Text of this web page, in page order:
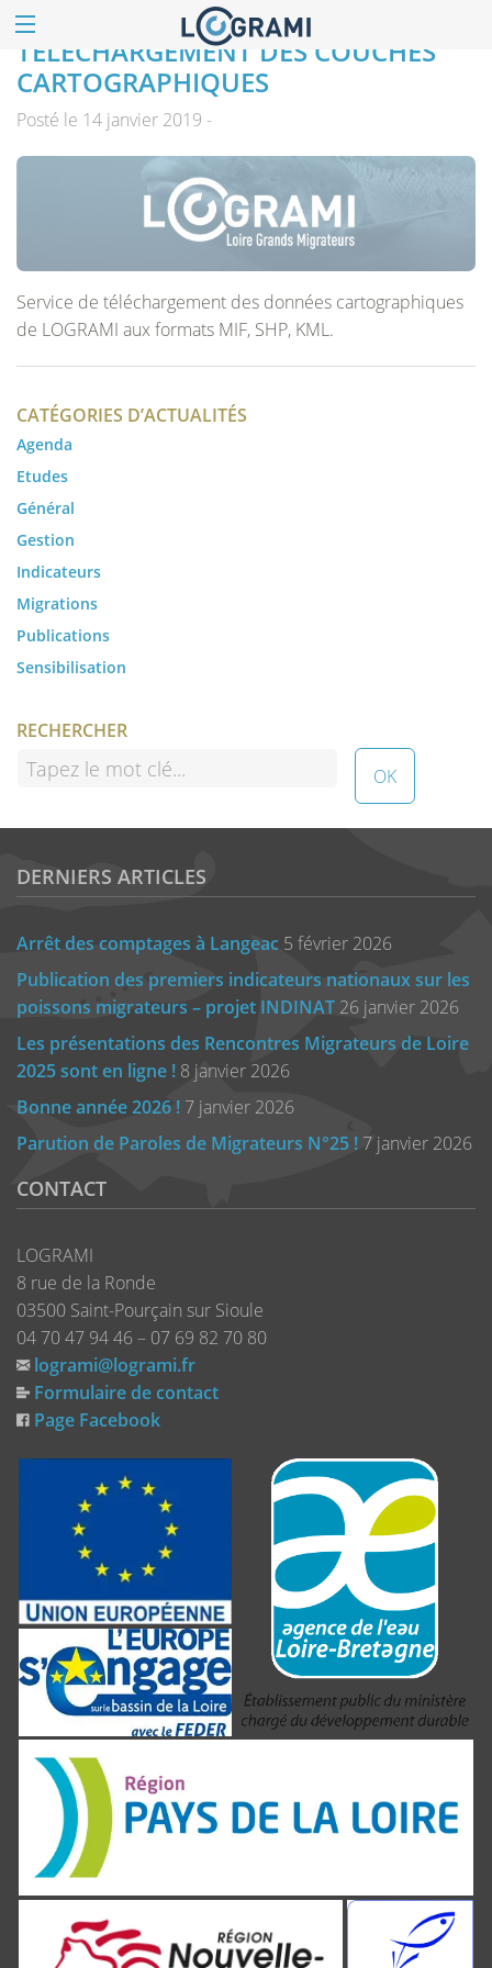
TÉLÉCHARGEMENT DES COUCHES
CARTOGRAPHIQUES
Posté le 14 janvier 2019 -
Service de téléchargement des données cartographiques
de LOGRAMI aux formats MIF, SHP, KML.
CATÉGORIES D’ACTUALITÉS
Agenda
Etudes
Général
Gestion
Indicateurs
Migrations
Publications
Sensibilisation
RECHERCHER
DERNIERS ARTICLES
Arrêt des comptages à Langeac 5 février 2026
Publication des premiers indicateurs nationaux sur les
poissons migrateurs – projet INDINAT 26 janvier 2026
Les présentations des Rencontres Migrateurs de Loire
2025 sont en ligne ! 8 janvier 2026
Bonne année 2026 ! 7 janvier 2026
Parution de Paroles de Migrateurs N°25 ! 7 janvier 2026
CONTACT
LOGRAMI
8 rue de la Ronde
03500 Saint-Pourçain sur Sioule
04 70 47 94 46 – 07 69 82 70 80
logrami@logrami.fr
Formulaire de contact
Page Facebook